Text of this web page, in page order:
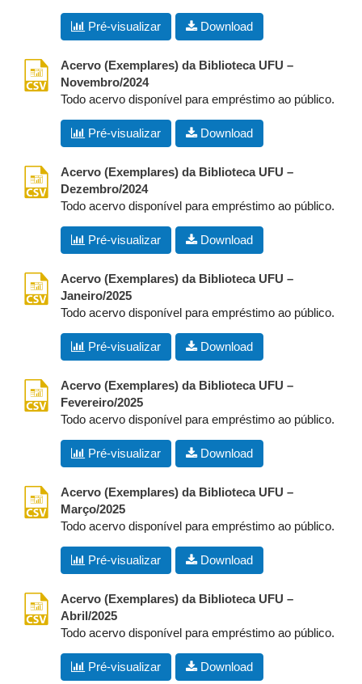
Pré-visualizar Download
Acervo (Exemplares) da Biblioteca UFU –
Novembro/2024
csv
Todo acervo disponível para empréstimo ao público.
Pré-visualizar Download
Acervo (Exemplares) da Biblioteca UFU –
Dezembro/2024
csv
Todo acervo disponível para empréstimo ao público.
Pré-visualizar Download
Acervo (Exemplares) da Biblioteca UFU –
Janeiro/2025
csv
Todo acervo disponível para empréstimo ao público.
Pré-visualizar Download
Acervo (Exemplares) da Biblioteca UFU –
Fevereiro/2025
csv
Todo acervo disponível para empréstimo ao público.
Pré-visualizar Download
Acervo (Exemplares) da Biblioteca UFU –
Março/2025
csv
Todo acervo disponível para empréstimo ao público.
Pré-visualizar Download
Acervo (Exemplares) da Biblioteca UFU –
Abril/2025
csv
Todo acervo disponível para empréstimo ao público.
Pré-visualizar Download